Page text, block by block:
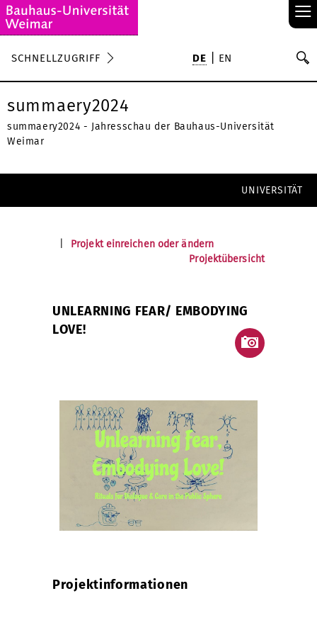
≡
SCHNELLZUGRIFF DE EN
summaery2024
summaery2024 - Jahresschau der Bauhaus-Universität
Weimar
UNIVERSITÄT
Projekt einreichen oder ändern
Projektübersicht
UNLEARNING FEAR/ EMBODYING
LOVE!
Projektinformationen